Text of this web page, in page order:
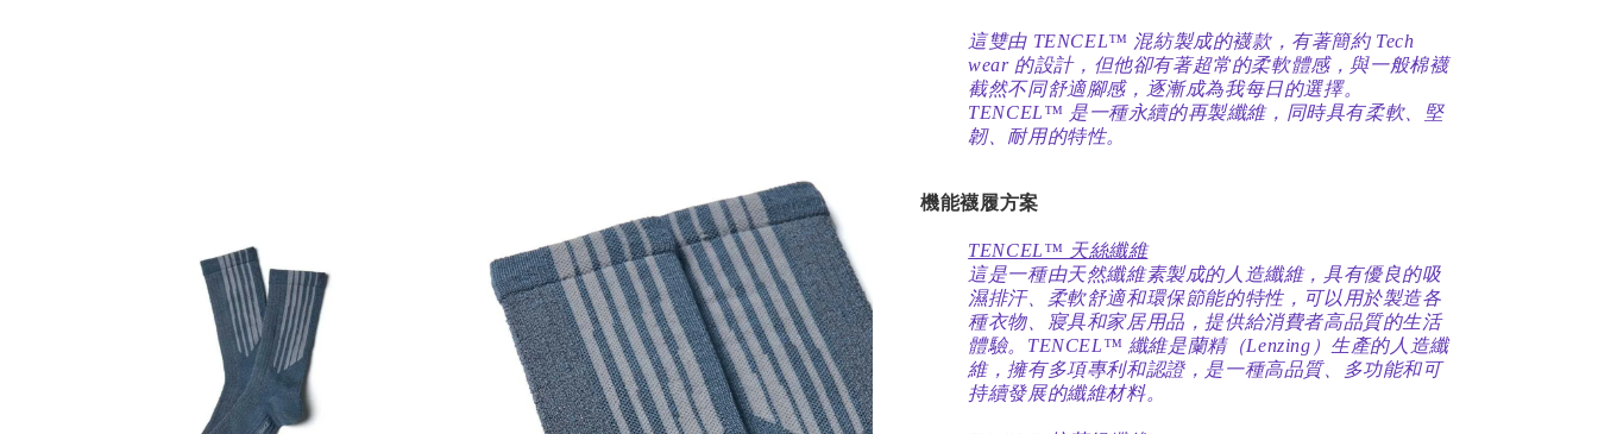
這雙由 TENCEL™ 混紡製成的襪款，有著簡約 Tech
wear 的設計，但他卻有著超常的柔軟體感，與一般棉襪
截然不同舒適腳感，逐漸成為我每日的選擇。
TENCEL™ 是一種永續的再製纖維，同時具有柔軟、堅
韌、耐用的特性。
機能襪履方案
TENCEL™ 天絲纖維
這是一種由天然纖維素製成的人造纖維，具有優良的吸
濕排汗、柔軟舒適和環保節能的特性，可以用於製造各
種衣物、寢具和家居用品，提供給消費者高品質的生活
體驗。TENCEL™ 纖維是蘭精（Lenzing）生產的人造纖
維，擁有多項專利和認證，是一種高品質、多功能和可
持續發展的纖維材料。